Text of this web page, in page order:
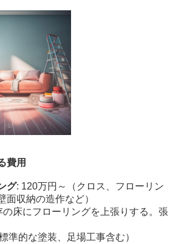
費用
グ: 120万円～（クロス、フローリン
面収納の造作など）
床にフローリングを上張りする。張
準的な塗装、足場工事含む）